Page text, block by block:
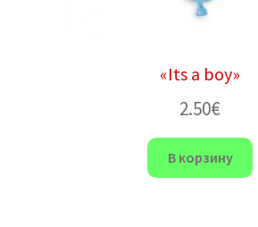
«Its a boy»
2.50€
В корзину